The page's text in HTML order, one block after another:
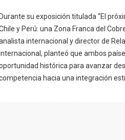
Durante su exposición titulada “El
y Perú: una Zona Franca del
internacional y director de
Internacional, planteó que ambos
histórica para avanzar
hacia una integración